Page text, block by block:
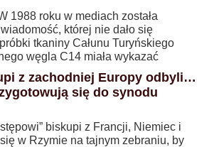
1988 roku w mediach została
której nie dało się
tkaniny Całunu Turyńskiego
węgla C14 miała wykazać
z zachodniej Europy odbyli…
się do synodu
biskupi z Francji, Niemiec i
w Rzymie na tajnym zebraniu, by